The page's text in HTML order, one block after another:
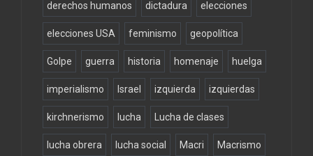
derechos humanos dictadura elecciones
elecciones USA feminismo geopolítica
Golpe guerra historia homenaje huelga
imperialismo Israel izquierda izquierdas
kirchnerismo lucha Lucha de clases
lucha obrera lucha social Macri Macrismo